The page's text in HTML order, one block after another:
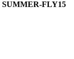
SUMMER-FLY15